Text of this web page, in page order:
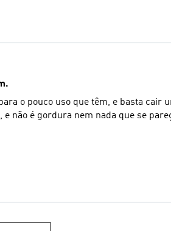
o pouco uso que têm, e basta cair
não é gordura nem nada que se